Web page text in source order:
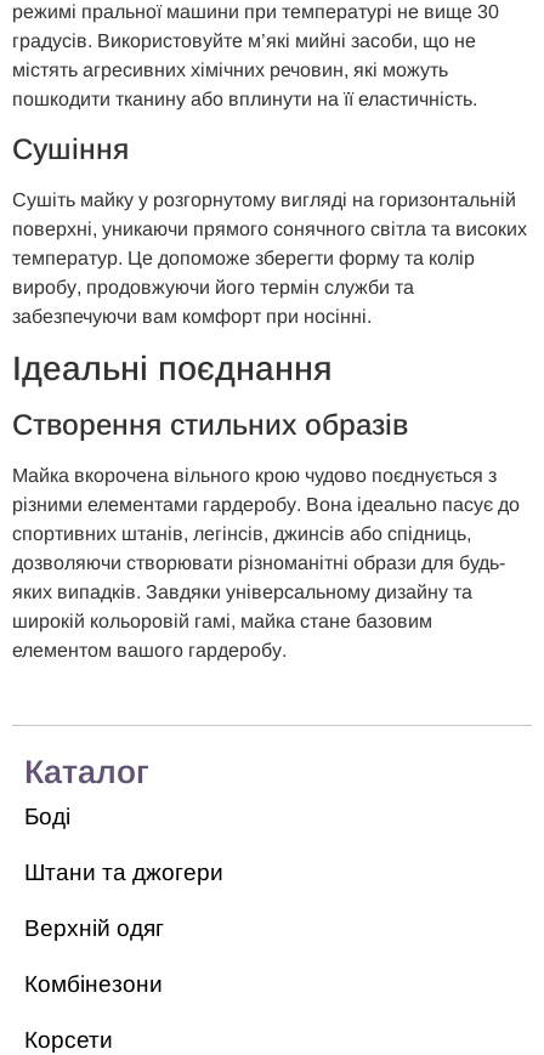
режимі пральної машини при температурі не вище 30
градусів. Використовуйте м’які мийні засоби, що не
містять агресивних хімічних речовин, які можуть
пошкодити тканину або вплинути на її еластичність.
Сушіння
Сушіть майку у розгорнутому вигляді на горизонтальній
поверхні, уникаючи прямого сонячного світла та високих
температур. Це допоможе зберегти форму та колір
виробу, продовжуючи його термін служби та
забезпечуючи вам комфорт при носінні.
Ідеальні поєднання
Створення стильних образів
Майка вкорочена вільного крою чудово поєднується з
різними елементами гардеробу. Вона ідеально пасує до
спортивних штанів, легінсів, джинсів або спідниць,
дозволяючи створювати різноманітні образи для будь-
яких випадків. Завдяки універсальному дизайну та
широкій кольоровій гамі, майка стане базовим
елементом вашого гардеробу.
Каталог
Боді
Штани та джогери
Верхній одяг
Комбінезони
Корсети